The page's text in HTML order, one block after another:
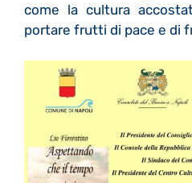
come la cultura
portare frutti di pace e di